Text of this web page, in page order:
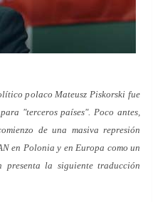
polaco Mateusz Piskorski fue
"terceros países". Poco antes,
de una masiva represión
en Polonia y en Europa como un
la siguiente traducción